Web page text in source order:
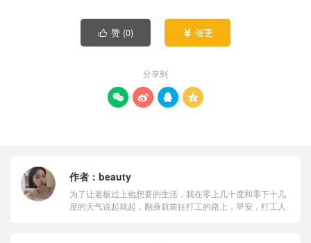
 赞 (0)  催更
分享到
   
作者： beauty
为了让老板过上他想要的生活，我在零上几十度和零下十几
度的天气说起就起，翻身就前往打工的路上，早安，打工人